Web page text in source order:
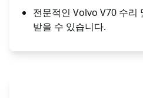
전문적인 Volvo V70 수리
받을 수 있습니다.